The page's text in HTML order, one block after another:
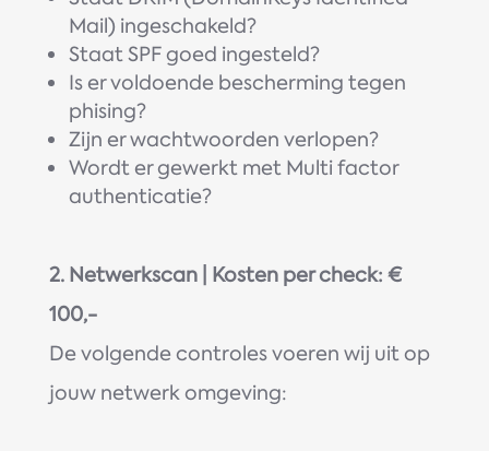
Mail) ingeschakeld?
Staat SPF goed ingesteld?
Is er voldoende bescherming tegen
phising?
Zijn er wachtwoorden verlopen?
Wordt er gewerkt met Multi factor
authenticatie?
2. Netwerkscan | Kosten per check: €
100,-
De volgende controles voeren wij uit op
jouw netwerk omgeving: